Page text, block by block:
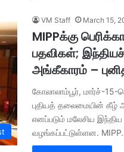
VM Staff March 15,
MIPPக்கு
பதவிகள்;
அங்கீகாரம் –
கோலாலாம்பூர், மார்ச்-
புதியத் தலைமையின் கீழ்
எனப்படும் மலேசிய
வழங்கப்பட்டுள்ளன.